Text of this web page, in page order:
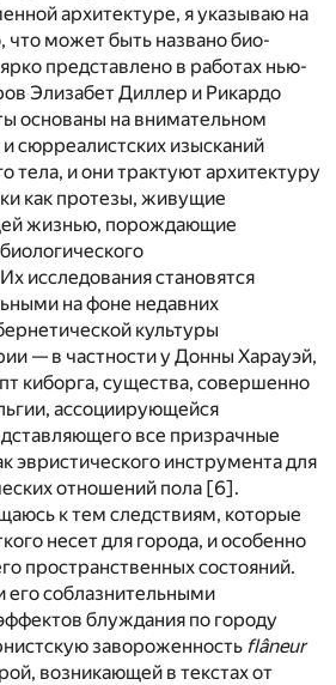
архитектуре, я указываю на
что может быть названо био-
представлено в работах нью-
Элизабет Диллер и Рикардо
основаны на внимательном
и сюрреалистских изысканий
тела, и они трактуют архитектуру
как протезы, живущие
жизнью, порождающие
исследования становятся
на фоне недавних
культуры
— в частности у Донны Харауэй,
киборга, существа, совершенно
ассоциирующейся
все призрачные
эвристического инструмента для
отношений пола [6].
к тем следствиям, которые
несет для города, и особенно
пространственных состояний.
соблазнительными
блуждания по городу
завороженность flâneur
возникающей в текстах от